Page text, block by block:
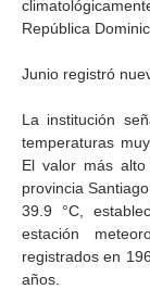
República
Junio registró
La institución
temperaturas
El valor más
provincia
39.9 °C,
estación
registrados en
años.